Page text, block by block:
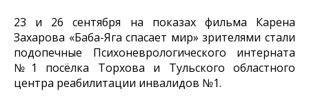
23 и 26 сентября на показах фильма Карена
Захарова «Баба-Яга спасает мир» зрителями стали
подопечные Психоневрологического интерната
№1 посёлка Торхова и Тульского областного
центра реабилитации инвалидов №1.